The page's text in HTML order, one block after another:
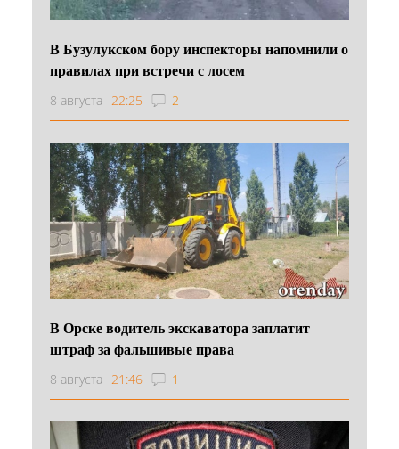
В Бузулукском бору инспекторы напомнили о
правилах при встречи с лосем
8 августа 22:25 2
В Орске водитель экскаватора заплатит
штраф за фальшивые права
8 августа 21:46 1